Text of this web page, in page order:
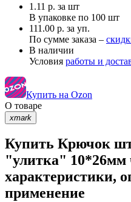
1.11 р. за шт
В упаковке по 100 шт
111.00 р. за уп.
По сумме заказа –
В наличии
Условия работы и
Купить на Ozon
О товаре
xmark
Купить Крючок
"улитка" 10*26мм
характеристики,
применение